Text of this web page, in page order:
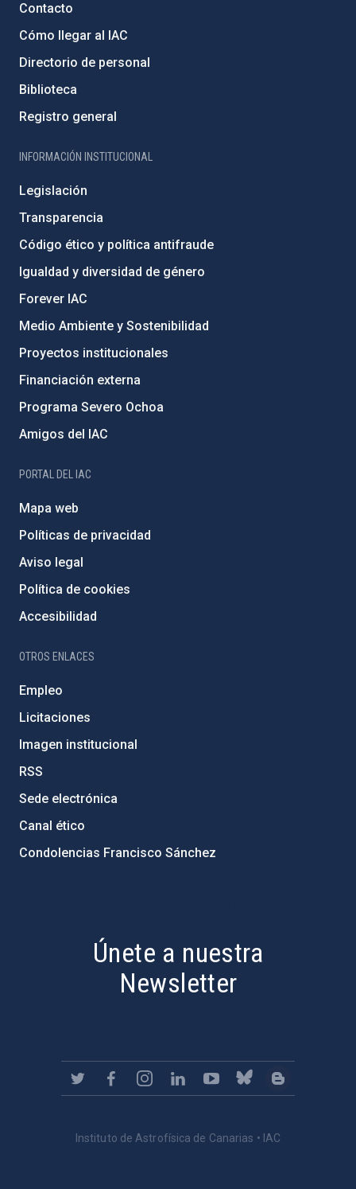
Contacto
Cómo llegar al IAC
Directorio de personal
Biblioteca
Registro general
INFORMACIÓN INSTITUCIONAL
Legislación
Transparencia
Código ético y política antifraude
Igualdad y diversidad de género
Forever IAC
Medio Ambiente y Sostenibilidad
Proyectos institucionales
Financiación externa
Programa Severo Ochoa
Amigos del IAC
PORTAL DEL IAC
Mapa web
Políticas de privacidad
Aviso legal
Política de cookies
Accesibilidad
OTROS ENLACES
Empleo
Licitaciones
Imagen institucional
RSS
Sede electrónica
Canal ético
Condolencias Francisco Sánchez
Únete a nuestra
Newsletter
Instituto de Astrofísica de Canarias • IAC